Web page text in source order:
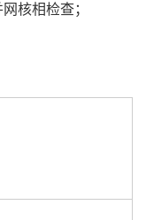
核相检查；